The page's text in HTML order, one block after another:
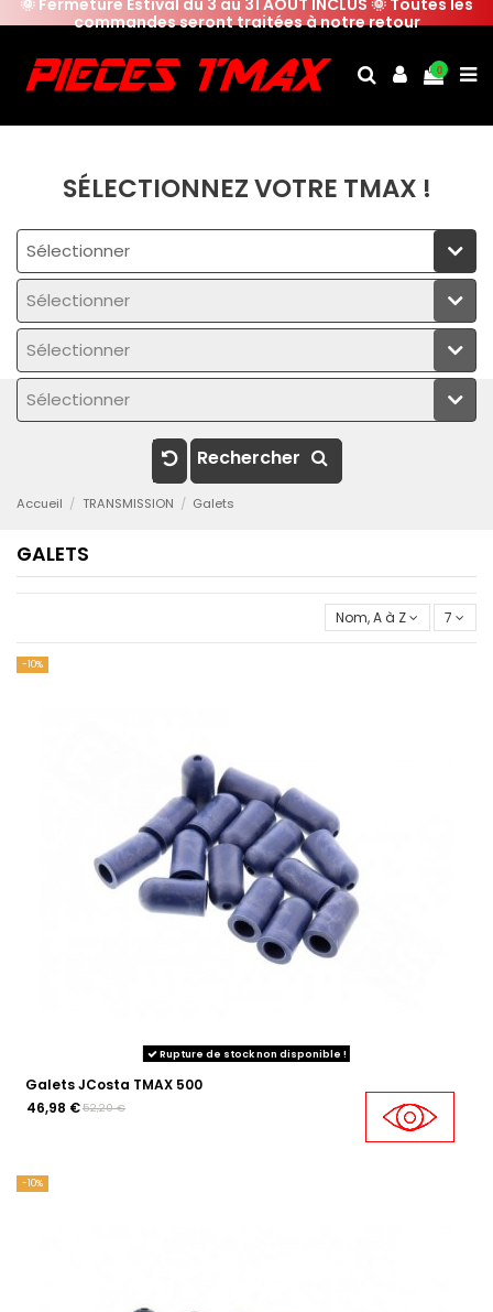
commandes seront traitées à notre retour
0
SÉLECTIONNEZ VOTRE TMAX !
Sélectionner
Sélectionner
Sélectionner
Sélectionner
Rechercher
Accueil TRANSMISSION Galets
GALETS
Nom, A à Z 7
-10%
Rupture de stock non disponible !
Galets JCosta TMAX 500
46,98 €52,20 €
-10%